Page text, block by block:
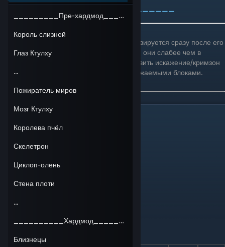
_________Пре-хардмод_________
Король слизней
Глаз Ктулху
...
Пожиратель миров
Мозг Ктулху
Королева пчёл
Скелетрон
Циклоп-олень
Стена плоти
...
__________Хардмод__________
Близнецы
_________Пре-хардмод_________
Пре-хардмод - режим мира, который активируется сразу после его
создания. В этом режиме мобов меньше,и они слабее чем в
хардмоде. В пре-хардмоде можно остановить искажение/кримзон
песком, камнями, подсолнухами и незаражаемыми блоками.
Король слизней
Характеристики